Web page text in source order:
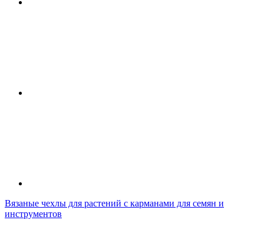
Вязаные чехлы для растений с карманами для семян и
инструментов